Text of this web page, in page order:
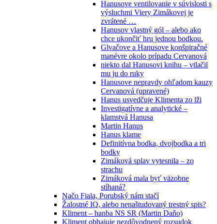
Hanusove ventilovanie v súvislosti s
výsluchmi Viery Zimákovej je
zvrátené …
Hanusov vlastný gól – alebo ako
chce ukončiť hru jednou bodkou.
Glvačove a Hanusove konšpiračné
manévre okolo prípadu Cervanová
niekto dal Hanusovi knihu – vtlačil
mu ju do ruky
Hanusove nepravdy ohľadom kauzy
Cervanová (upravené)
Hanus usvedčuje Klimenta zo lži
Investigatívne a analytické –
klamstvá Hanusa
Martin Hanus
Hanus klame
Definitívna bodka, dvojbodka a tri
bodky
Zimáková splav vytesnila – zo
strachu
Zimáková mala byť väzobne
stíhaná?
Načo Fiala, Porubský nám stačí
Žalostné IQ, alebo nenaštudovaný trestný spis?
Kliment – hanba NS SR (Martin Daňo)
Kliment obhajuje nezdôvodnený rozsudok